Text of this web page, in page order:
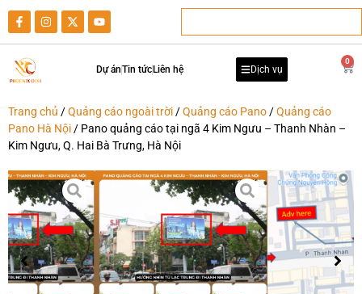
Dự ánTin tức Liên hệ Dịch vụ
0
Trang chủ /Quảng cáo ngoài trời /Quảng cáo Pano /Quảng cáo
Pano Hà Nội / Pano quảng cáo tại ngã 4 Kim Ngưu – Thanh Nhàn –
Kim Ngưu, Q. Hai Bà Trưng, Hà Nội